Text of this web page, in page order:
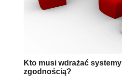
Kto musi wdrażać
zgodnością?